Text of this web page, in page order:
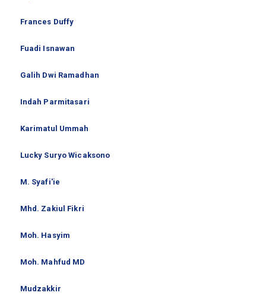
Frances Duffy
Fuadi Isnawan
Galih Dwi Ramadhan
Indah Parmitasari
Karimatul Ummah
Lucky Suryo Wicaksono
M. Syafi'ie
Mhd. Zakiul Fikri
Moh. Hasyim
Moh. Mahfud MD
Mudzakkir